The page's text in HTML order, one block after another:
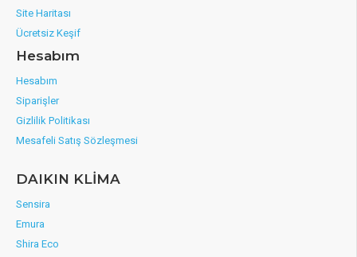
Site Haritası
Ücretsiz Keşif
Hesabım
Hesabım
Siparişler
Gizlilik Politikası
Mesafeli Satış Sözleşmesi
DAIKIN KLİMA
Sensira
Emura
Shira Eco